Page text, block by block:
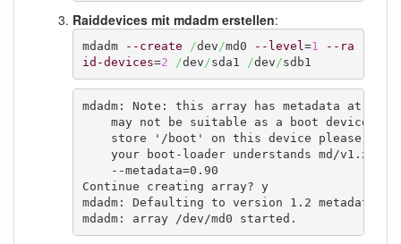
Raiddevices mit mdadm erstellen:
mdadm --create /dev /md0 --level =1
--ra
id-devices=2 /dev /sda1 /dev /sdb1
mdadm: Note: this array has metadata at the
may not be suitable as a boot device.
store '/boot' on this device please
your boot-loader understands md/v1.x
    --metadata=0.90
Continue creating array? y
mdadm: Defaulting to version 1.2 metadata
mdadm: array /dev/md0 started.